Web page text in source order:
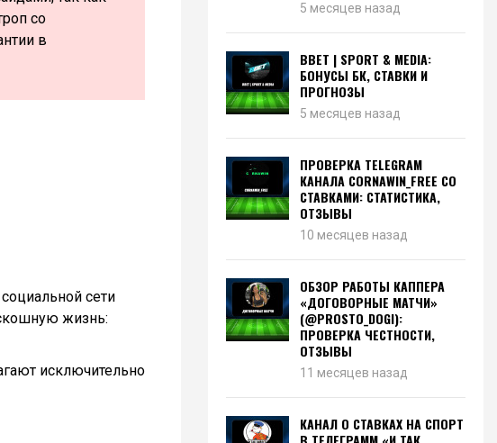
со
в
сети
жизнь:
исключительно
5 месяцев назад
BBET | SPORT & MEDIA:
БОНУСЫ БК, СТАВКИ И
ПРОГНОЗЫ
5 месяцев назад
ПРОВЕРКА TELEGRAM
КАНАЛА CORNAWIN_FREE СО
СТАВКАМИ: СТАТИСТИКА,
ОТЗЫВЫ
10 месяцев назад
ОБЗОР РАБОТЫ КАППЕРА
«ДОГОВОРНЫЕ МАТЧИ»
(@PROSTO_DOGI):
ПРОВЕРКА ЧЕСТНОСТИ,
ОТЗЫВЫ
11 месяцев назад
КАНАЛ О СТАВКАХ НА СПОРТ